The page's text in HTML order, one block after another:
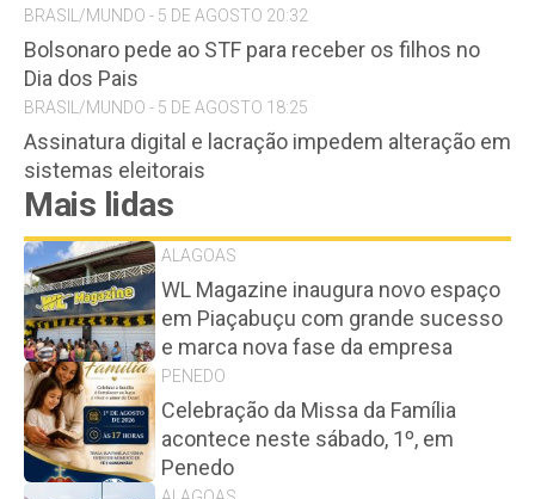
BRASIL/MUNDO - 5 DE AGOSTO 20:32
Bolsonaro pede ao STF para receber os filhos no
Dia dos Pais
BRASIL/MUNDO - 5 DE AGOSTO 18:25
Assinatura digital e lacração impedem alteração em
sistemas eleitorais
Mais lidas
ALAGOAS
WL Magazine inaugura novo espaço
em Piaçabuçu com grande sucesso
e marca nova fase da empresa
PENEDO
Celebração da Missa da Família
acontece neste sábado, 1º, em
Penedo